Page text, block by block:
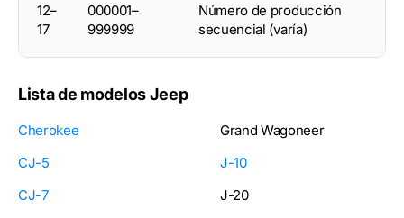
12–
17
000001–
999999
Número de producción
secuencial (varía)
Lista de modelos Jeep
Cherokee
CJ-5
CJ-7
Grand Wagoneer
J-10
J-20